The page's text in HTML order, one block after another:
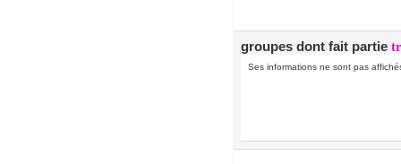
groupes dont fait partie
Ses informations ne sont pas